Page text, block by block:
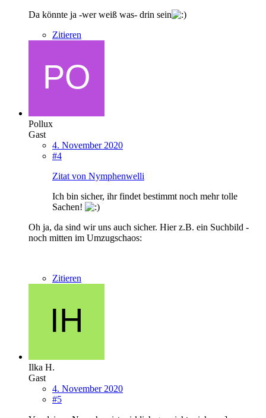
Da könnte ja -wer weiß was- drin sein
Zitieren
Pollux
Gast
4. November 2020
#4
Zitat von Nymphenwelli
Ich bin sicher, ihr findet bestimmt noch mehr tolle
Sachen!
Oh ja, da sind wir uns auch sicher. Hier z.B. ein Suchbild -
noch mitten im Umzugschaos:
Zitieren
Ilka H.
Gast
4. November 2020
#5